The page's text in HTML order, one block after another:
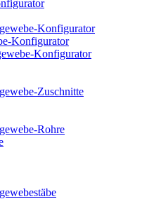
Konfigurator
Konfigurator
Konfigurator
Zuschnitte
Rohre